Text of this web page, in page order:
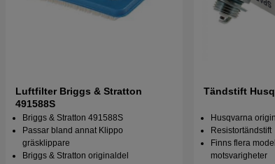
Luftfilter Briggs & Stratton
491588S
Briggs & Stratton 491588S
Passar bland annat Klippo
gräsklippare
Briggs & Stratton originaldel
Tändstift
Husqvarna
Resistortändstift
Finns flera
motsvarigheter